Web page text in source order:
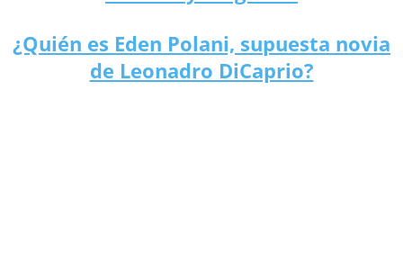
¿Quién es Eden Polani, supuesta novia
de Leonadro DiCaprio?